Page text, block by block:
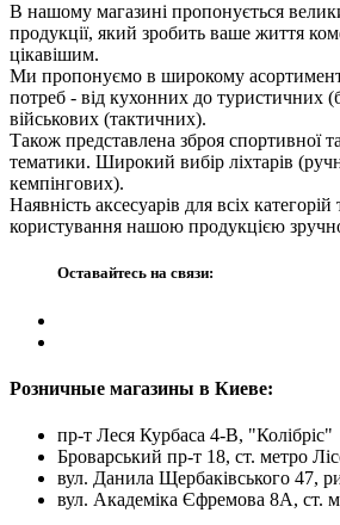
В нашому магазині пропонується
продукції, який зробить ваше життя
цікавішим.
Ми пропонуємо в широкому
потреб - від кухонних до туристичних
військових (тактичних).
Також представлена зброя спортивної
тематики. Широкий вибір ліхтарів
кемпінгових).
Наявність аксесуарів для всіх категорій
користування нашою продукцією
Оставайтесь на связи:
Розничные магазины в Киеве:
пр-т Леся Курбаса 4-В, "Колібріс"
Броварський пр-т 18, ст. метро
вул. Данила Щербаківського 47,
вул. Академіка Єфремова 8А, ст.